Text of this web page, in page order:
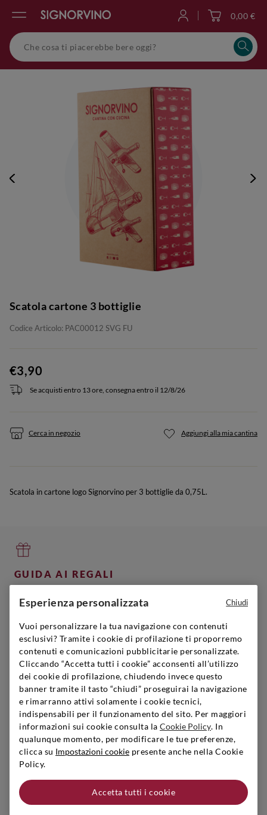
0,00 €
Scatola cartone 3 bottiglie
Codice Articolo: PAC00012 SVG FU
€3,90
Se acquisti entro 13 ore, consegna entro il 12/8/26
Cerca in negozio Aggiungi alla mia cantina
Scatola in cartone logo Signorvino per 3 bottiglie da 0,75L.
GUIDA AI REGALI
Scopri di più
SIGNORVINO CLUB
Iscriviti per creare il tuo account,
diventare un membro e godere di vantaggi esclusivi.
Scopri di più
LAVORA CON NOI
Scopri le posizioni aperte e unisciti al team!
Esperienza personalizzata
Vuoi personalizzare la tua navigazione con contenuti
esclusivi? Tramite i cookie di profilazione ti proporremo
contenuti e comunicazioni pubblicitarie personalizzate.
Cliccando “Accetta tutti i cookie” acconsenti all’utilizzo
dei cookie di profilazione, chiudendo invece questo
banner tramite il tasto “chiudi” proseguirai la navigazione
e rimarranno attivi solamente i cookie tecnici,
indispensabili per il funzionamento del sito. Per maggiori
informazioni sui cookie consulta la Cookie Policy. In
qualunque momento, per modificare le tue preferenze,
clicca su Impostazioni cookie presente anche nella Cookie
Policy.
Accetta tutti i cookie
Chiudi